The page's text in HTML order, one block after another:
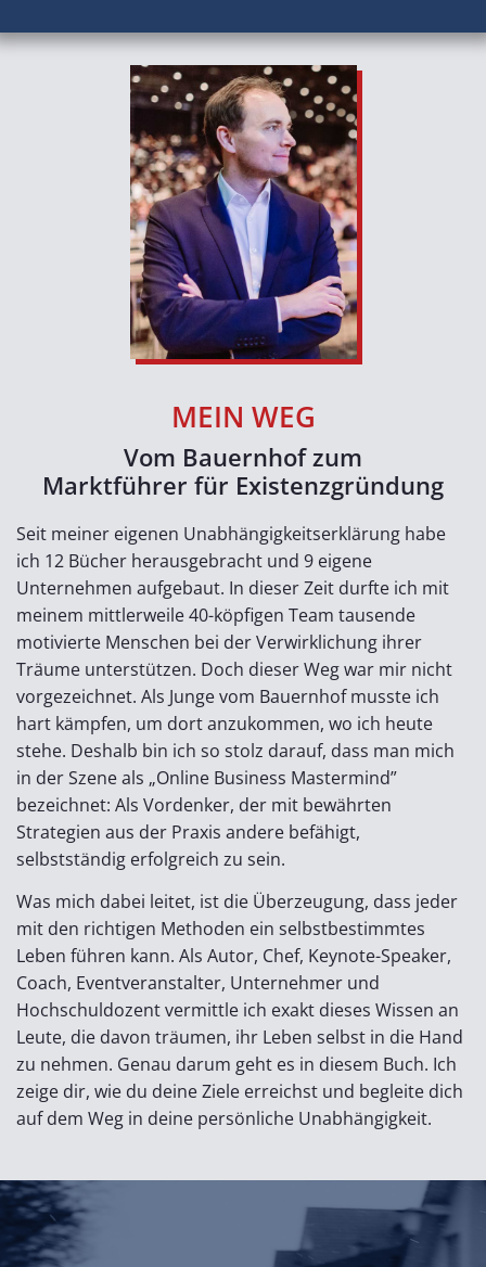
MEIN WEG
Vom Bauernhof zum
Marktführer für Existenzgründung
Seit meiner eigenen Unabhängigkeits­erklärung habe
ich 12 Bücher herausgebracht und 9 eigene
Unternehmen aufgebaut. In dieser Zeit durfte ich mit
meinem mittlerweile 40-köpfigen Team tausende
motivierte Menschen bei der Verwirklichung ihrer
Träume unterstützen. Doch dieser Weg war mir nicht
vorgezeichnet. Als Junge vom Bauernhof musste ich
hart kämpfen, um dort anzukommen, wo ich heute
stehe. Deshalb bin ich so stolz darauf, dass man mich
in der Szene als „Online Business Mastermind”
bezeichnet: Als Vordenker, der mit bewährten
Strategien aus der Praxis andere befähigt,
selbstständig erfolgreich zu sein.
Was mich dabei leitet, ist die Überzeugung, dass jeder
mit den richtigen Methoden ein selbstbestimmtes
Leben führen kann. Als Autor, Chef, Keynote-Speaker,
Coach, Eventveranstalter, Unternehmer und
Hochschuldozent vermittle ich exakt dieses Wissen an
Leute, die davon träumen, ihr Leben selbst in die Hand
zu nehmen. Genau darum geht es in diesem Buch. Ich
zeige dir, wie du deine Ziele erreichst und begleite dich
auf dem Weg in deine persönliche Unabhängigkeit.